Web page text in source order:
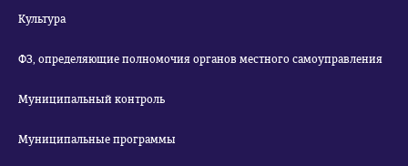
Культура
ФЗ, определяющие полномочия органов местного самоуправления
Муниципальный контроль
Муниципальные программы